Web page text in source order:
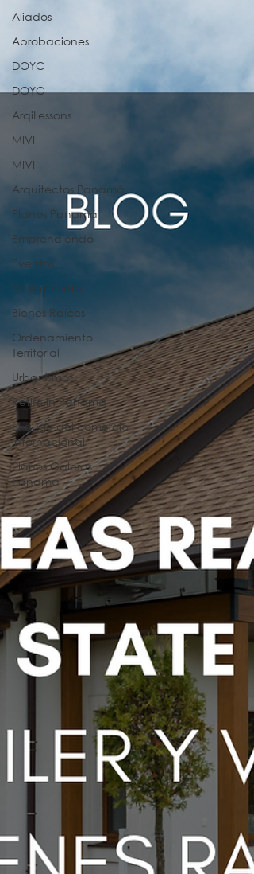
Aliados
Aprobaciones
DOYC
DOYC
ArqiLessons
MIVI
MIVI
Arquitectos Panamá
Planos Panamá
Emprendiendo
Eventos
Mi Ambiente
Bienes Raíces
Ordenamiento
Territorial
Urbanismo
Retire in Panama
El auge del comercio
internacional
Planos Galeras
Panama